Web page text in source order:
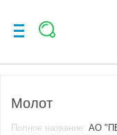
Молот
Полное название: АО